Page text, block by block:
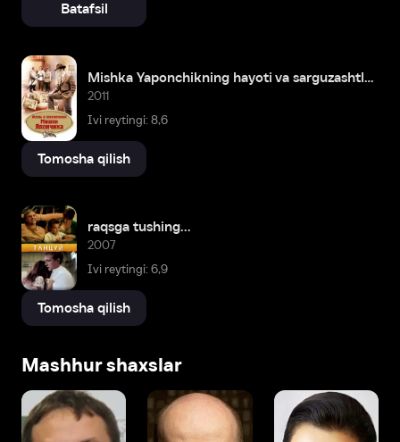
Batafsil
Mishka Yaponchikning hayoti va sarguzashtlari
2011
Ivi reytingi: 8,6
Tomosha qilish
raqsga tushing...
2007
Ivi reytingi: 6,9
Tomosha qilish
Mashhur shaxslar